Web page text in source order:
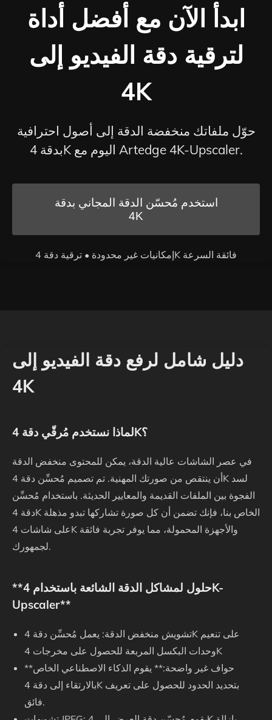
ابدأ الآن مع أفضل أداة
لترقية دقة الفيديو إلى
4K
حوّل ملفاتك منخفضة الدقة إلى أصول احترافية
بدقة 4K اليوم مع Artedge 4K-Upscaler.
استخدم مُحسّن الدقة المجاني بدقة
4K
إمكانيات غير محدودة • ترقية دقة 4K فائقة السرعة
دليل شامل لرفع دقة الفيديو إلى
4K
لماذا نستخدم مُرقّي دقة 4K؟
في عصر الشاشات عالية الدقة، يمكن للمحتوى منخفض الدقة
أن ينتقص من صورتك المهنية. تم تصميم مُحسِّن دقة 4K لسد
الفجوة بين الملفات القديمة والمعايير الحديثة. باستخدام مُحسِّن
دقة 4K الخاص بنا، فإنك تضمن أن كل صورة تشاركها تبدو مذهلة
على شاشات 4K والأجهزة المحمولة، مما يوفر تجربة فائقة
لجمهورك.
**حلول لمشاكل الدقة الشائعة باستخدام 4K-
Upscaler**
تشويش منخفض الدقة: يعمل مُحسِّن دقة 4K على تنعيم
وحدات البكسل المربعة للحصول على مخرجات 4K
**حواف غير واضحة:** يقوم الذكاء الاصطناعي الخاص
بالارتقاء إلى دقة 4K بتحديد الحدود للحصول على تعريف
فائق.